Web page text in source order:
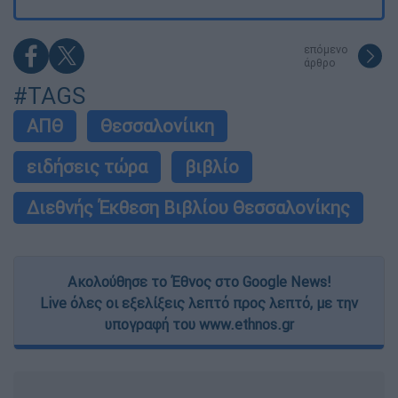
επόμενο
άρθρο
#TAGS
ΑΠΘ
Θεσσαλονίικη
ειδήσεις τώρα
βιβλίο
Διεθνής Έκθεση Βιβλίου Θεσσαλονίκης
Ακολούθησε το Έθνος στο Google News!
Live όλες οι εξελίξεις λεπτό προς λεπτό, με την
υπογραφή του www.ethnos.gr